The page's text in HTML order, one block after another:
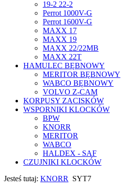
19-2 22-2
Perrot 1000V-G
Perrot 1600V-G
MAXX 17
MAXX 19
MAXX 22/22MB
MAXX 22T
HAMULEC BĘBNOWY
MERITOR BĘBNOWY
WABCO BĘBNOWY
VOLVO Z-CAM
KORPUSY ZACISKÓW
WSPORNIKI KLOCKÓW
BPW
KNORR
MERITOR
WABCO
HALDEX - SAF
CZUJNIKI KLOCKÓW
Jesteś tutaj: KNORR
SYT7